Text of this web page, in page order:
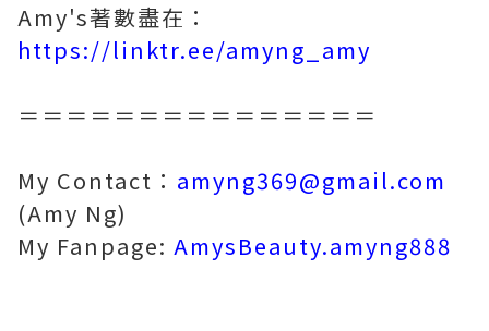
Amy's著數盡在：
https://linktr.ee/amyng_amy
＝＝＝＝＝＝＝＝＝＝＝＝＝＝＝
My Contact： amyng369@gmail.com
(Amy Ng)
My Fanpage: AmysBeauty.amyng888